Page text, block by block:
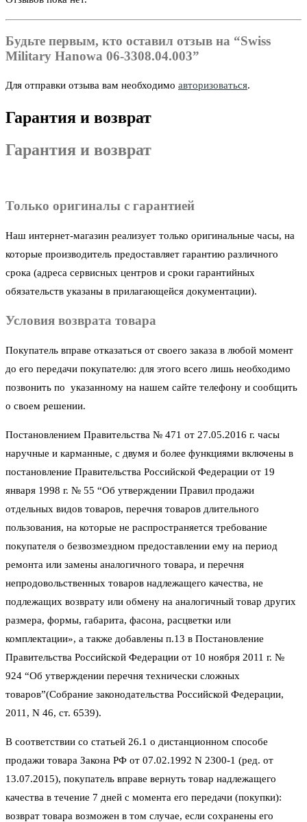
Будьте первым, кто оставил отзыв на “Swiss
Military Hanowa 06-3308.04.003”
Для отправки отзыва вам необходимо авторизоваться.
Гарантия и возврат
Гарантия и возврат
Только оригиналы с гарантией
Наш интернет-магазин реализует только оригинальные часы, на
которые производитель предоставляет гарантию различного
срока (адреса сервисных центров и сроки гарантийных
обязательств указаны в прилагающейся документации).
Условия возврата товара
Покупатель вправе отказаться от своего заказа в любой момент
до его передачи покупателю: для этого всего лишь необходимо
позвонить по указанному на нашем сайте телефону и сообщить
о своем решении.
Постановлением Правительства № 471 от 27.05.2016 г. часы
наручные и карманные, с двумя и более функциями включены в
постановление Правительства Российской Федерации от 19
января 1998 г. № 55 “Об утверждении Правил продажи
отдельных видов товаров, перечня товаров длительного
пользования, на которые не распространяется требование
покупателя о безвозмездном предоставлении ему на период
ремонта или замены аналогичного товара, и перечня
непродовольственных товаров надлежащего качества, не
подлежащих возврату или обмену на аналогичный товар других
размера, формы, габарита, фасона, расцветки или
комплектации», а также добавлены п.13 в Постановление
Правительства Российской Федерации от 10 ноября 2011 г. №
924 “Об утверждении перечня технически сложных
товаров”(Собрание законодательства Российской Федерации,
2011, N 46, ст. 6539).
В соответствии со статьей 26.1 о дистанционном способе
продажи товара Закона РФ от 07.02.1992 N 2300-1 (ред. от
13.07.2015), покупатель вправе вернуть товар надлежащего
качества в течение 7 дней с момента его передачи (покупки):
возврат товара возможен в том случае, если сохранены его